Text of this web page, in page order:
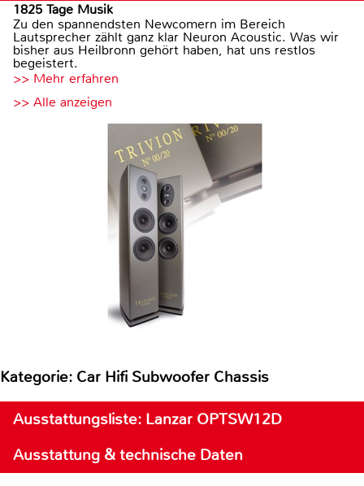
1825 Tage Musik
Zu den spannendsten Newcomern im Bereich
Lautsprecher zählt ganz klar Neuron Acoustic. Was wir
bisher aus Heilbronn gehört haben, hat uns restlos
begeistert.
>> Mehr erfahren
>> Alle anzeigen
Kategorie: Car Hifi Subwoofer Chassis
Ausstattungsliste: Lanzar OPTSW12D
Ausstattung & technische Daten